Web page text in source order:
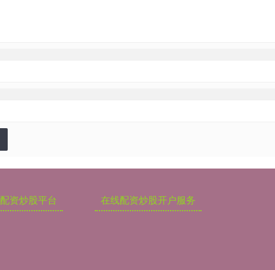
配资炒股平台 在线配资炒股开户服务